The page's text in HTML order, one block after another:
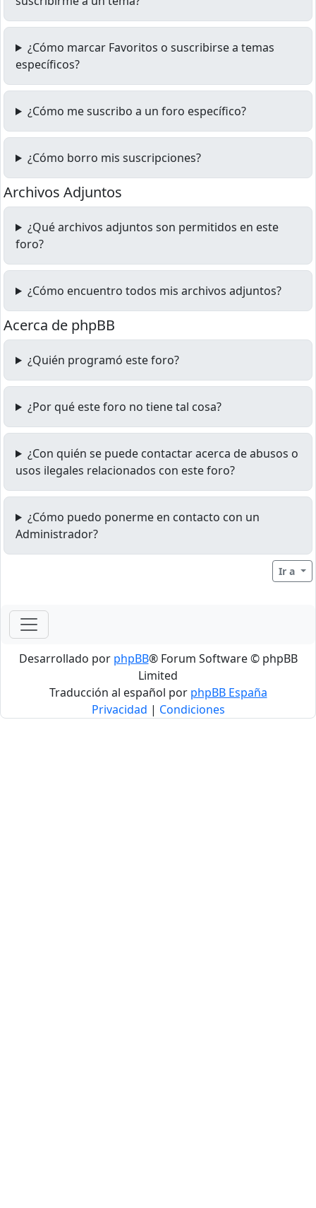
¿Cómo marcar Favoritos o suscribirse a temas
específicos?
¿Cómo me suscribo a un foro específico?
¿Cómo borro mis suscripciones?
Archivos Adjuntos
¿Qué archivos adjuntos son permitidos en este
foro?
¿Cómo encuentro todos mis archivos adjuntos?
Acerca de phpBB
¿Quién programó este foro?
¿Por qué este foro no tiene tal cosa?
¿Con quién se puede contactar acerca de abusos o
usos ilegales relacionados con este foro?
¿Cómo puedo ponerme en contacto con un
Administrador?
Ir a
Desarrollado por phpBB® Forum Software © phpBB
Limited
Traducción al español por phpBB España
Privacidad | Condiciones